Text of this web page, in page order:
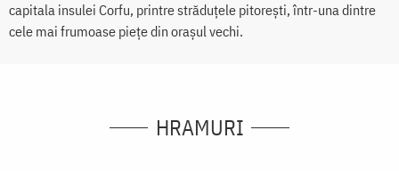
capitala insulei Corfu, printre străduțele pitorești, într-una dintre
cele mai frumoase piețe din orașul vechi.
HRAMURI